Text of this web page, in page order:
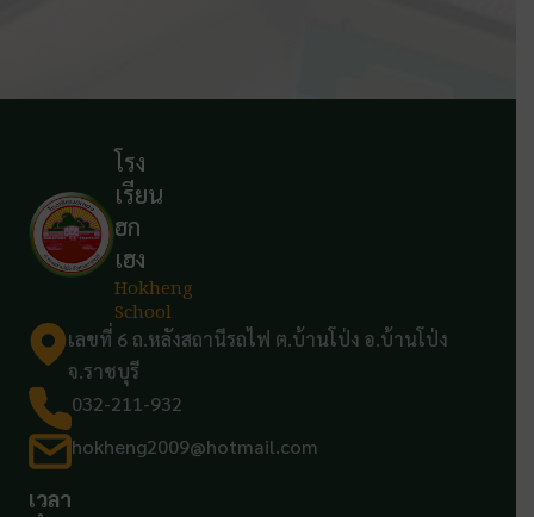
โรง
เรียน
ฮก
เฮง
Hokheng
School
เลขที่ 6 ถ.หลังสถานีรถไฟ ต.บ้านโป่ง อ.บ้านโป่ง
จ.ราชบุรี
032-211-932
hokheng2009@hotmail.com
เวลา